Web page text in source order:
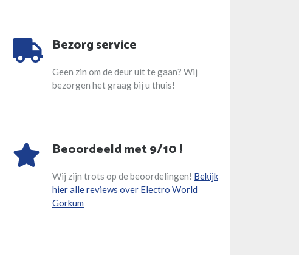
Bezorg service
Geen zin om de deur uit te gaan? Wij
bezorgen het graag bij u thuis!
Beoordeeld met 9/10 !
Wij zijn trots op de beoordelingen! Bekijk
hier alle reviews over Electro World
Gorkum